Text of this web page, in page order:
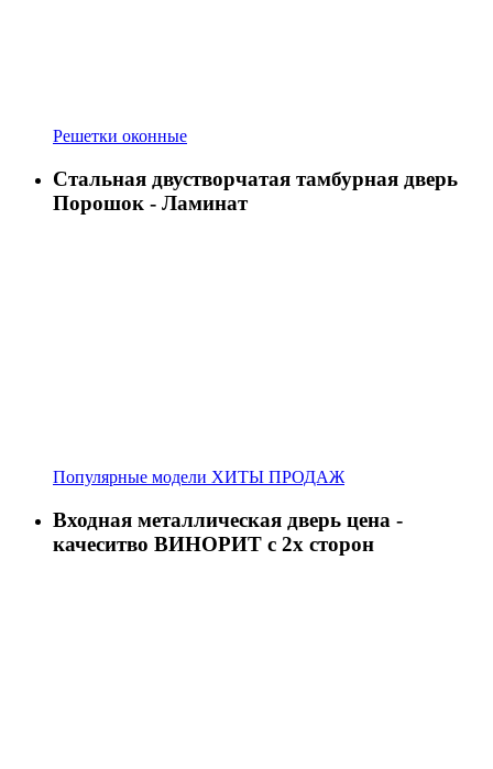
Решетки оконные
Стальная двустворчатая тамбурная дверь
Порошок - Ламинат
Популярные модели ХИТЫ ПРОДАЖ
Входная металлическая дверь цена -
качеситво ВИНОРИТ с 2х сторон